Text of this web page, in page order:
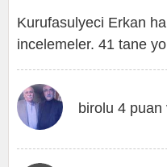
Kurufasulyeci Erkan
incelemeler. 41 tane
birolu 4 puan